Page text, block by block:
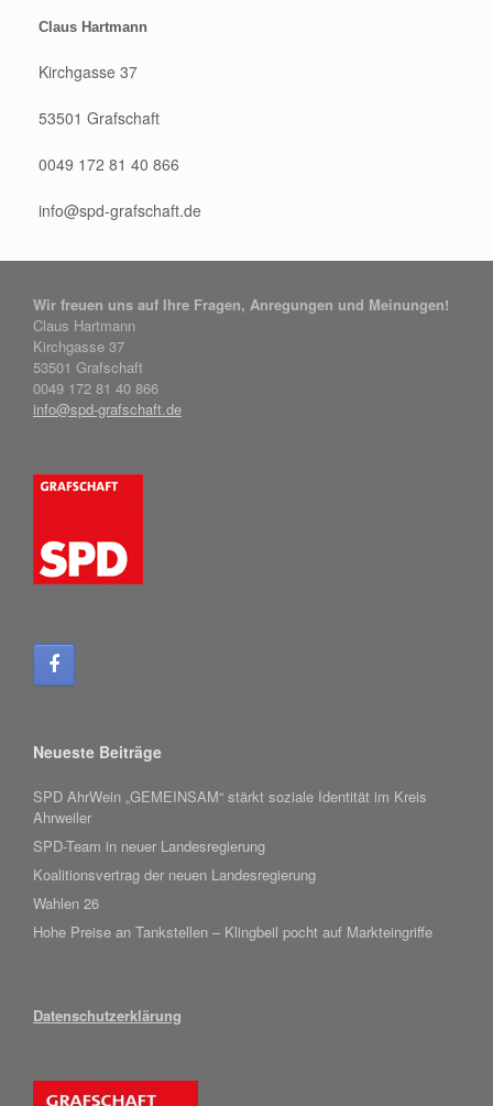
Claus Hartmann
Kirchgasse 37
53501 Grafschaft
0049 172 81 40 866
info@spd-grafschaft.de
Wir freuen uns auf Ihre Fragen, Anregungen und Meinungen!
Claus Hartmann
Kirchgasse 37
53501 Grafschaft
0049 172 81 40 866
info@spd-grafschaft.de
Neueste Beiträge
SPD AhrWein „GEMEINSAM“ stärkt soziale Identität im Kreis
Ahrweiler
SPD-Team in neuer Landesregierung
Koalitionsvertrag der neuen Landesregierung
Wahlen 26
Hohe Preise an Tankstellen – Klingbeil pocht auf Markteingriffe
Datenschutzerklärung